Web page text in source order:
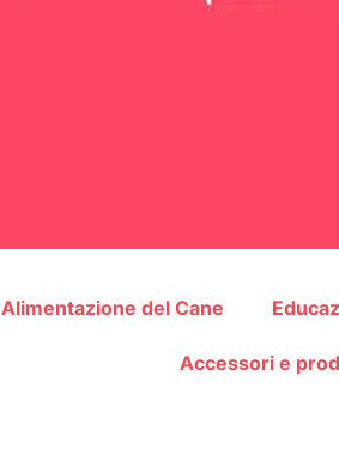
Alimentazione del Cane
Accessori e